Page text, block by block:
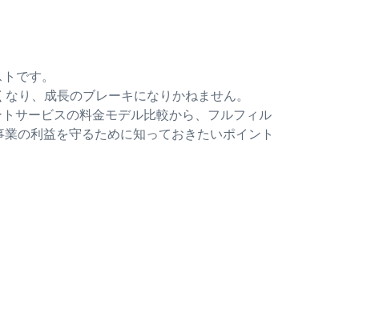
です。
り、成長のブレーキになりかねません。
サービスの料金モデル比較から、フルフィル
の利益を守るために知っておきたいポイント